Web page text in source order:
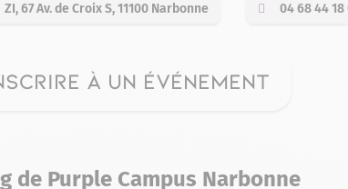
ZI, 67 Av. de Croix S, 11100 Narbonne 04 68 44 18
À UN ÉVÉNEMENT
de Purple Campus Narbonne